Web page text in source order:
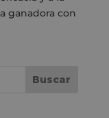
ganadora con